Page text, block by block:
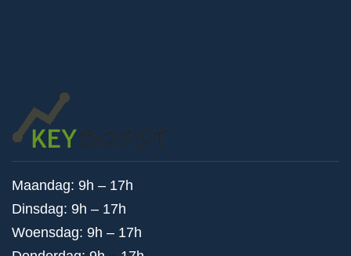
Maandag: 9h – 17h
Dinsdag: 9h – 17h
Woensdag: 9h – 17h